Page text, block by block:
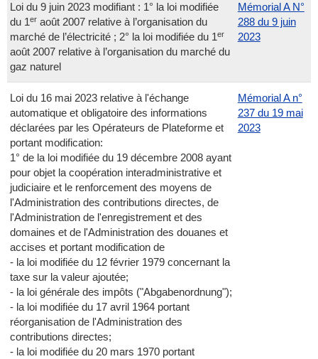
Loi du 9 juin 2023 modifiant : 1° la loi modifiée
du 1eraoût 2007 relative à l’organisation du
marché de l’électricité ; 2° la loi modifiée du 1er
août 2007 relative à l’organisation du marché du
gaz naturel
Mémorial A N°
288 du 9 juin
2023
Loi du 16 mai 2023 relative à l'échange
automatique et obligatoire des informations
déclarées par les Opérateurs de Plateforme et
portant modification:
1° de la loi modifiée du 19 décembre 2008 ayant
pour objet la coopération interadministrative et
judiciaire et le renforcement des moyens de
l'Administration des contributions directes, de
l'Administration de l'enregistrement et des
domaines et de l'Administration des douanes et
accises et portant modification de
- la loi modifiée du 12 février 1979 concernant la
taxe sur la valeur ajoutée;
- la loi générale des impôts ("Abgabenordnung");
- la loi modifiée du 17 avril 1964 portant
réorganisation de l'Administration des
contributions directes;
- la loi modifiée du 20 mars 1970 portant
Mémorial A n°
237 du 19 mai
2023